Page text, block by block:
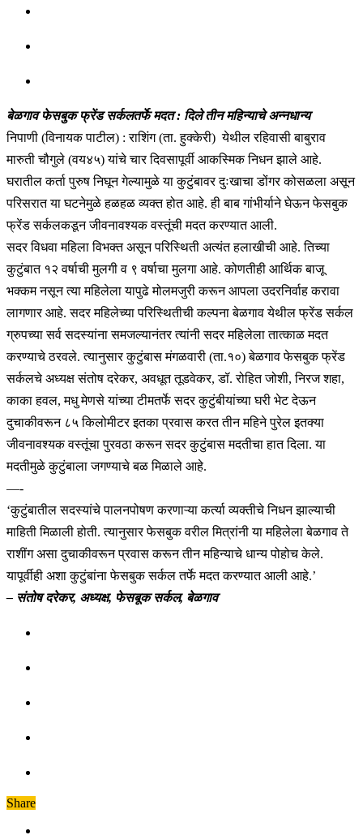
बेळगाव फेसबुक फ्रेंड सर्कलतर्फे मदत : दिले तीन महिन्याचे अन्नधान्य
निपाणी (विनायक पाटील) : राशिंग (ता. हुक्केरी) येथील रहिवासी बाबुराव
मारुती चौगुले (वय४५) यांचे चार दिवसापूर्वी आकस्मिक निधन झाले आहे.
घरातील कर्ता पुरुष निघून गेल्यामुळे या कुटुंबावर दुःखाचा डोंगर कोसळला असून
परिसरात या घटनेमुळे हळहळ व्यक्त होत आहे. ही बाब गांभीर्याने घेऊन फेसबुक
फ्रेंड सर्कलकडून जीवनावश्यक वस्तूंची मदत करण्यात आली.
सदर विधवा महिला विभक्त असून परिस्थिती अत्यंत हलाखीची आहे. तिच्या
कुटुंबात १२ वर्षाची मुलगी व ९ वर्षाचा मुलगा आहे. कोणतीही आर्थिक बाजू
भक्कम नसून त्या महिलेला यापुढे मोलमजुरी करून आपला उदरनिर्वाह करावा
लागणार आहे. सदर महिलेच्या परिस्थितीची कल्पना बेळगाव येथील फ्रेंड सर्कल
ग्रुपच्या सर्व सदस्यांना समजल्यानंतर त्यांनी सदर महिलेला तात्काळ मदत
करण्याचे ठरवले. त्यानुसार कुटुंबास मंगळवारी (ता.१०) बेळगाव फेसबुक फ्रेंड
सर्कलचे अध्यक्ष संतोष दरेकर, अवधूत तूडवेकर, डॉ. रोहित जोशी, निरज शहा,
काका हवल, मधु मेणसे यांच्या टीमतर्फे सदर कुटुंबीयांच्या घरी भेट देऊन
दुचाकीवरून ८५ किलोमीटर इतका प्रवास करत तीन महिने पुरेल इतक्या
जीवनावश्यक वस्तूंचा पुरवठा करून सदर कुटुंबास मदतीचा हात दिला. या
मदतीमुळे कुटुंबाला जगण्याचे बळ मिळाले आहे.
—-
‘कुटुंबातील सदस्यांचे पालनपोषण करणाऱ्या कर्त्या व्यक्तीचे निधन झाल्याची
माहिती मिळाली होती. त्यानुसार फेसबुक वरील मित्रांनी या महिलेला बेळगाव ते
राशींग असा दुचाकीवरून प्रवास करून तीन महिन्याचे धान्य पोहोच केले.
यापूर्वीही अशा कुटुंबांना फेसबुक सर्कल तर्फे मदत करण्यात आली आहे.’
– संतोष दरेकर, अध्यक्ष, फेसबूक सर्कल, बेळगाव
Share